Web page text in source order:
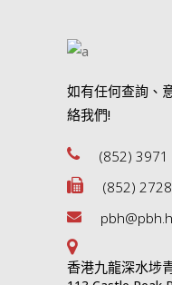
如有任何查詢、
絡我們!
(852) 3971
(852)
香港九龍深水埗